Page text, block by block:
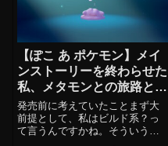
【ぽこ あ ポケモン】メイ
ンストーリーを終わらせた
私、メタモンとの旅路とマ
ップ元ネタ・深淵を考え
る。【考察・感想など】
※26/8/6更新
発売前に考えていたことまず大
前提として、私はビルド系？っ
て言うんですかね。そういうゲ